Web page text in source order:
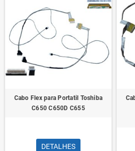
Cabo Flex para Portatil Toshiba
C650 C650D C655
DETALHES